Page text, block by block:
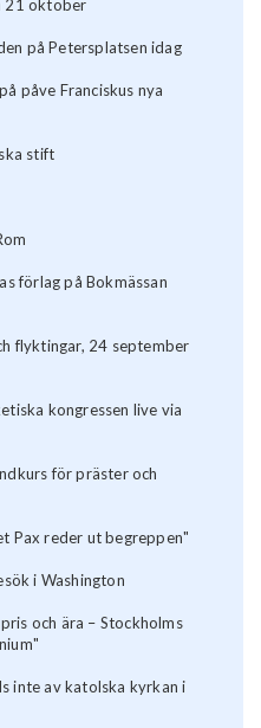
21 oktober
på Petersplatsen idag
påve Franciskus nya
stift
förlag på Bokmässan
flyktingar, 24 september
kongressen live via
för präster och
Pax reder ut begreppen"
i Washington
och ära – Stockholms
inte av katolska kyrkan i